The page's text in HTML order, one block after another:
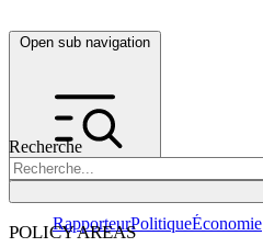
Open sub navigation
Recherche
POLICY AREAS
RapporteurPolitiqueÉconomie